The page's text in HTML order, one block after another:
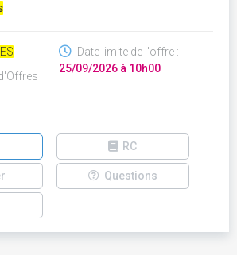
Date limite de l'offre :
25/09/2026 à 10h00
RC
Questions